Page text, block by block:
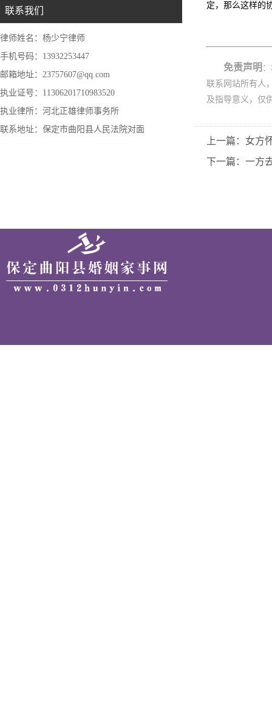
联系我们
律师姓名：杨少宁律师
手机号码：13932253447
邮箱地址：23757607@qq.com
执业证号：11306201710983520
执业律所：河北正雄律师事务所
联系地址：保定市曲阳县人民法院对面
定，那么这样的
免责声明
联系网站所有人
及指导意义，仅
上一篇：女方
下一篇：一方